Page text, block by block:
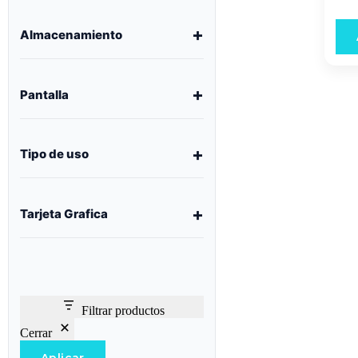
Almacenamiento
Pantalla
Tipo de uso
Tarjeta Grafica
Filtrar productos
Cerrar